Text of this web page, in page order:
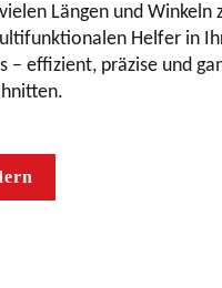
Längen und Winkeln
Helfer in
– effizient, präzise und